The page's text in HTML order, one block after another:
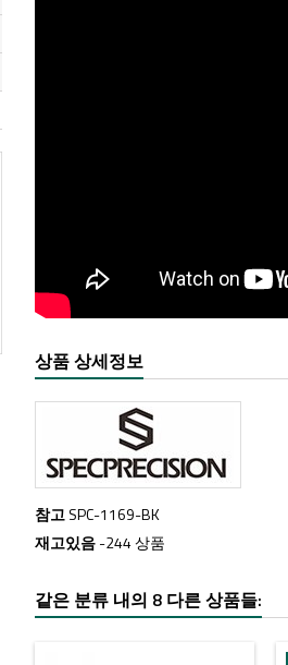
상품 상세정보
참고SPC-1169-BK
재고있음-244 상품
같은 분류 내의 8 다른 상품들: